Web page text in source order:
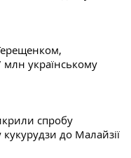
українському
спробу
до Малайзії